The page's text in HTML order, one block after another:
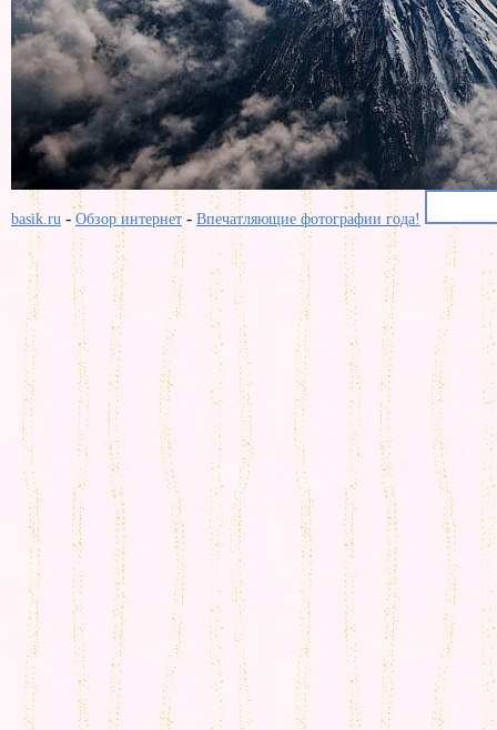
basik.ru -Обзор интернет- Впечатляющие фотографии года!